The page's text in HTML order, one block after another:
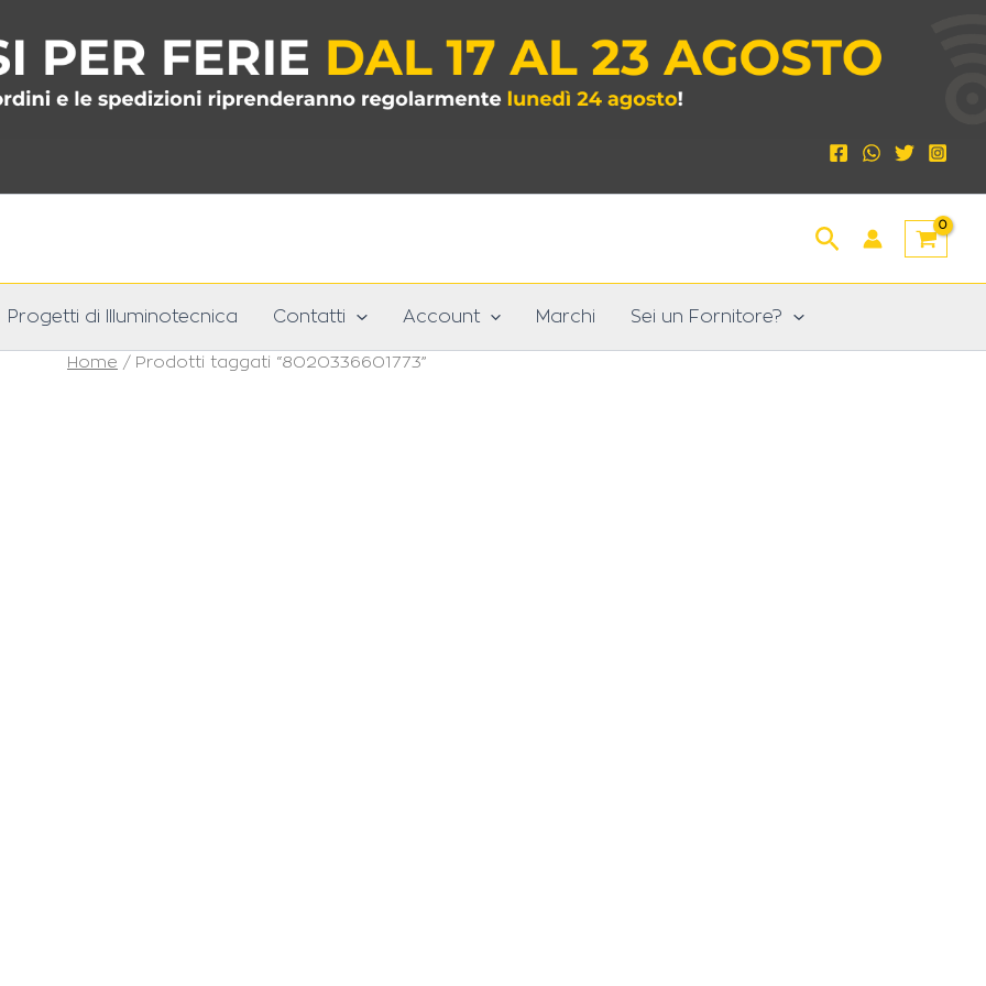
Cerca
Progetti di Illuminotecnica Contatti Account Marchi Sei un Fornitore?
Home / Prodotti taggati “8020336601773”